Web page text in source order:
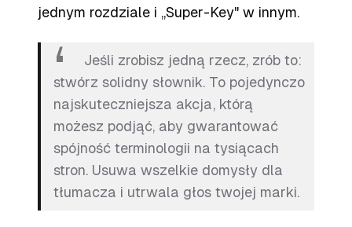
jednym rozdziale i „Super-Key" w innym.
Jeśli zrobisz jedną rzecz, zrób to:
stwórz solidny słownik. To pojedynczo
najskuteczniejsza akcja, którą
możesz podjąć, aby gwarantować
spójność terminologii na tysiącach
stron. Usuwa wszelkie domysły dla
tłumacza i utrwala głos twojej marki.